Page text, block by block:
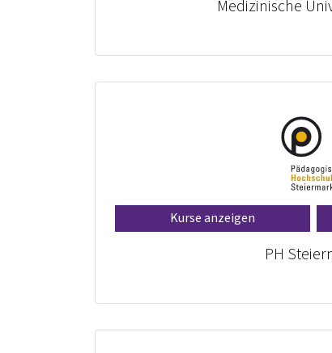
Medizinische
Kurse anzeigen
PH